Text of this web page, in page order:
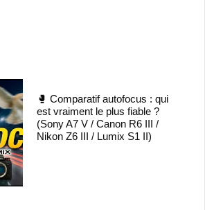
🥊 Comparatif autofocus : qui
est vraiment le plus fiable ?
(Sony A7 V / Canon R6 III /
Nikon Z6 III / Lumix S1 II)